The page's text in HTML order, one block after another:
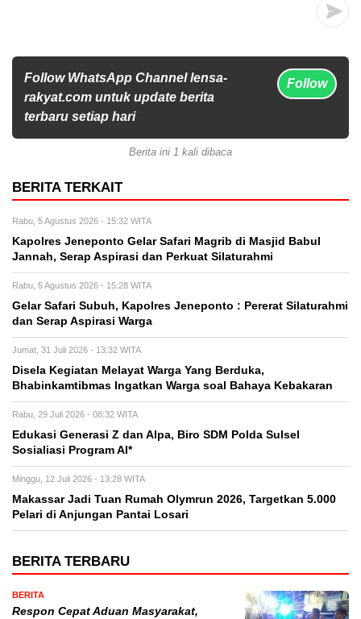
Follow WhatsApp Channel lensa-
rakyat.com untuk update berita
terbaru setiap hari
Follow
Berita ini 1 kali dibaca
BERITA TERKAIT
Rabu, 5 Agustus 2026 - 15:32 WITA
Kapolres Jeneponto Gelar Safari Magrib di Masjid Babul
Jannah, Serap Aspirasi dan Perkuat Silaturahmi
Rabu, 5 Agustus 2026 - 15:28 WITA
Gelar Safari Subuh, Kapolres Jeneponto : Pererat Silaturahmi
dan Serap Aspirasi Warga
Jumat, 31 Juli 2026 - 13:32 WITA
Disela Kegiatan Melayat Warga Yang Berduka,
Bhabinkamtibmas Ingatkan Warga soal Bahaya Kebakaran
Rabu, 29 Juli 2026 - 08:32 WITA
Edukasi Generasi Z dan Alpa, Biro SDM Polda Sulsel
Sosialiasi Program AI*
Minggu, 12 Juli 2026 - 13:28 WITA
Makassar Jadi Tuan Rumah Olymrun 2026, Targetkan 5.000
Pelari di Anjungan Pantai Losari
BERITA TERBARU
BERITA
Respon Cepat Aduan Masyarakat,